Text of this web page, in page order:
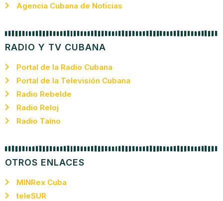
Agencia Cubana de Noticias
RADIO Y TV CUBANA
Portal de la Radio Cubana
Portal de la Televisión Cubana
Radio Rebelde
Radio Reloj
Radio Taíno
OTROS ENLACES
MINRex Cuba
teleSUR